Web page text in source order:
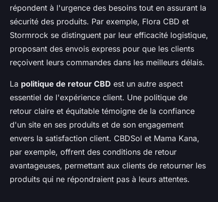
répondent à l'urgence des besoins tout en assurant la
sécurité des produits. Par exemple, Flora CBD et
Stormrock se distinguent par leur efficacité logistique,
proposant des envois express pour que les clients
reçoivent leurs commandes dans les meilleurs délais.
La politique de retour CBD est un autre aspect
essentiel de l'expérience client. Une politique de
retour claire et équitable témoigne de la confiance
d'un site en ses produits et de son engagement
envers la satisfaction client. CBDSol et Mama Kana,
par exemple, offrent des conditions de retour
avantageuses, permettant aux clients de retourner les
produits qui ne répondraient pas à leurs attentes.